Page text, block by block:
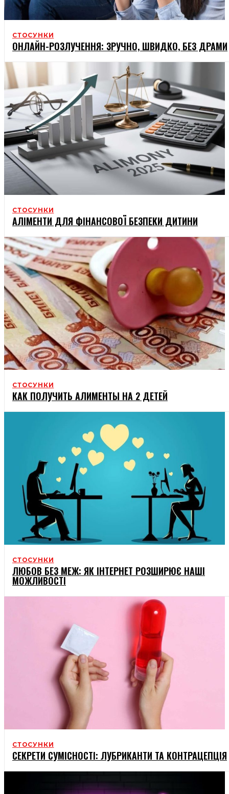
СТОСУНКИ
ОНЛАЙН-РОЗЛУЧЕННЯ: ЗРУЧНО, ШВИДКО, БЕЗ ДРАМИ
СТОСУНКИ
АЛІМЕНТИ ДЛЯ ФІНАНСОВОЇ БЕЗПЕКИ ДИТИНИ
СТОСУНКИ
КАК ПОЛУЧИТЬ АЛИМЕНТЫ НА 2 ДЕТЕЙ
СТОСУНКИ
ЛЮБОВ БЕЗ МЕЖ: ЯК ІНТЕРНЕТ РОЗШИРЮЄ НАШІ
МОЖЛИВОСТІ
СТОСУНКИ
СЕКРЕТИ СУМІСНОСТІ: ЛУБРИКАНТИ ТА КОНТРАЦЕПЦІЯ